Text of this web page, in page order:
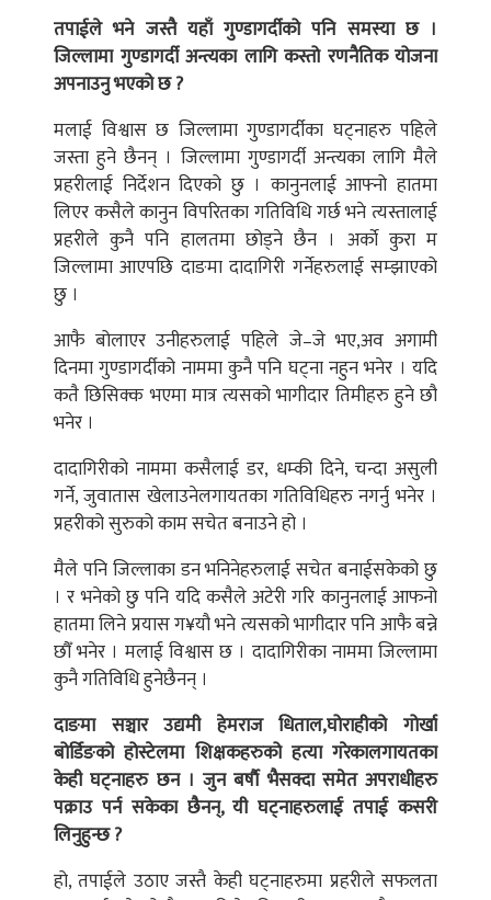
तपाईले भने जस्तै यहाँ गुण्डागर्दीको पनि समस्या छ ।
जिल्लामा गुण्डागर्दी अन्त्यका लागि कस्तो रणनैतिक योजना
अपनाउनु भएको छ ?
मलाई विश्वास छ जिल्लामा गुण्डागर्दीका घट्नाहरु पहिले
जस्ता हुने छैनन् । जिल्लामा गुण्डागर्दी अन्त्यका लागि मैले
प्रहरीलाई निर्देशन दिएको छु । कानुनलाई आफ्नो हातमा
लिएर कसैले कानुन विपरितका गतिविधि गर्छ भने त्यस्तालाई
प्रहरीले कुनै पनि हालतमा छोड्ने छैन । अर्काे कुरा म
जिल्लामा आएपछि दाङमा दादागिरी गर्नेहरुलाई सम्झाएको
छु ।
आफै बोलाएर उनीहरुलाई पहिले जे–जे भए,अव अगामी
दिनमा गुण्डागर्दीको नाममा कुनै पनि घट्ना नहुन भनेर । यदि
कतै छिसिक्क भएमा मात्र त्यसको भागीदार तिमीहरु हुने छौ
भनेर ।
दादागिरीको नाममा कसैलाई डर, धम्की दिने, चन्दा असुली
गर्ने, जुवातास खेलाउनेलगायतका गतिविधिहरु नगर्नु भनेर ।
प्रहरीको सुरुको काम सचेत बनाउने हो ।
मैले पनि जिल्लाका डन भनिनेहरुलाई सचेत बनाईसकेको छु
। र भनेको छु पनि यदि कसैले अटेरी गरि कानुनलाई आफनो
हातमा लिने प्रयास ग¥यौ भने त्यसको भागीदार पनि आफै बन्ने
छौँ भनेर । मलाई विश्वास छ । दादागिरीका नाममा जिल्लामा
कुनै गतिविधि हुनेछैनन् ।
दाङमा सञ्चार उद्यमी हेमराज धिताल,घोराहीको गोर्खा
बोर्डिङको होस्टेलमा शिक्षकहरुको हत्या गरेकालगायतका
केही घट्नाहरु छन । जुन बर्षाै भैसक्दा समेत अपराधीहरु
पक्राउ पर्न सकेका छैनन्, यी घट्नाहरुलाई तपाई कसरी
लिनुहुन्छ ?
हो, तपाईले उठाए जस्तै केही घट्नाहरुमा प्रहरीले सफलता